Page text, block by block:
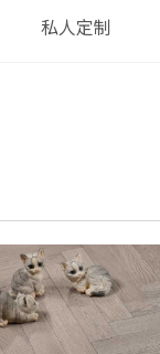
私人定制